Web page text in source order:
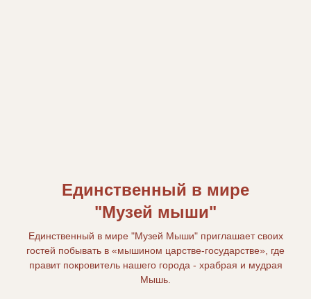
Единственный в мире
"Музей мыши"
Единственный в мире "Музей Мыши" приглашает своих
гостей побывать в «мышином царстве-государстве», где
правит покровитель нашего города - храбрая и мудрая
Мышь.